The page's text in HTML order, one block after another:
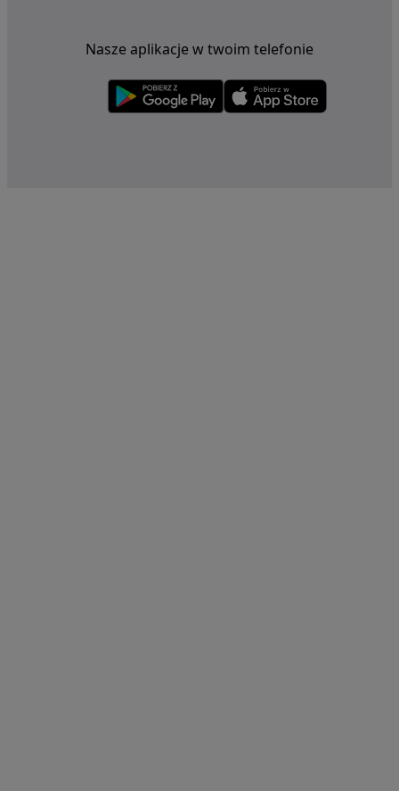
Nasze aplikacje w twoim telefonie